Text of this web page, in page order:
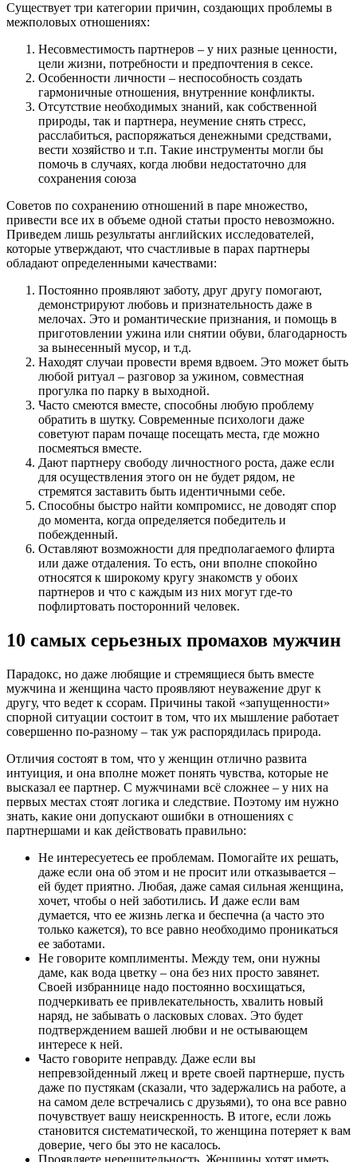
Существует три категории причин, создающих проблемы в
межполовых отношениях:
Несовместимость партнеров – у них разные ценности,
цели жизни, потребности и предпочтения в сексе.
Особенности личности – неспособность создать
гармоничные отношения, внутренние конфликты.
Отсутствие необходимых знаний, как собственной
природы, так и партнера, неумение снять стресс,
расслабиться, распоряжаться денежными средствами,
вести хозяйство и т.п. Такие инструменты могли бы
помочь в случаях, когда любви недостаточно для
сохранения союза
Советов по сохранению отношений в паре множество,
привести все их в объеме одной статьи просто невозможно.
Приведем лишь результаты английских исследователей,
которые утверждают, что счастливые в парах партнеры
обладают определенными качествами:
Постоянно проявляют заботу, друг другу помогают,
демонстрируют любовь и признательность даже в
мелочах. Это и романтические признания, и помощь в
приготовлении ужина или снятии обуви, благодарность
за вынесенный мусор, и т.д.
Находят случаи провести время вдвоем. Это может быть
любой ритуал – разговор за ужином, совместная
прогулка по парку в выходной.
Часто смеются вместе, способны любую проблему
обратить в шутку. Современные психологи даже
советуют парам почаще посещать места, где можно
посмеяться вместе.
Дают партнеру свободу личностного роста, даже если
для осуществления этого он не будет рядом, не
стремятся заставить быть идентичными себе.
Способны быстро найти компромисс, не доводят спор
до момента, когда определяется победитель и
побежденный.
Оставляют возможности для предполагаемого флирта
или даже отдаления. То есть, они вполне спокойно
относятся к широкому кругу знакомств у обоих
партнеров и что с каждым из них могут где-то
пофлиртовать посторонний человек.
10 самых серьезных промахов мужчин
Парадокс, но даже любящие и стремящиеся быть вместе
мужчина и женщина часто проявляют неуважение друг к
другу, что ведет к ссорам. Причины такой «запущенности»
спорной ситуации состоит в том, что их мышление работает
совершенно по-разному – так уж распорядилась природа.
Отличия состоят в том, что у женщин отлично развита
интуиция, и она вполне может понять чувства, которые не
высказал ее партнер. С мужчинами всё сложнее – у них на
первых местах стоят логика и следствие. Поэтому им нужно
знать, какие они допускают ошибки в отношениях с
партнершами и как действовать правильно:
Не интересуетесь ее проблемам. Помогайте их решать,
даже если она об этом и не просит или отказывается –
ей будет приятно. Любая, даже самая сильная женщина,
хочет, чтобы о ней заботились. И даже если вам
думается, что ее жизнь легка и беспечна (а часто это
только кажется), то все равно необходимо проникаться
ее заботами.
Не говорите комплименты. Между тем, они нужны
даме, как вода цветку – она без них просто завянет.
Своей избраннице надо постоянно восхищаться,
подчеркивать ее привлекательность, хвалить новый
наряд, не забывать о ласковых словах. Это будет
подтверждением вашей любви и не остывающем
интересе к ней.
Часто говорите неправду. Даже если вы
непревзойденный лжец и врете своей партнерше, пусть
даже по пустякам (сказали, что задержались на работе, а
на самом деле встречались с друзьями), то она все равно
почувствует вашу неискренность. В итоге, если ложь
становится систематической, то женщина потеряет к вам
доверие, чего бы это не касалось.